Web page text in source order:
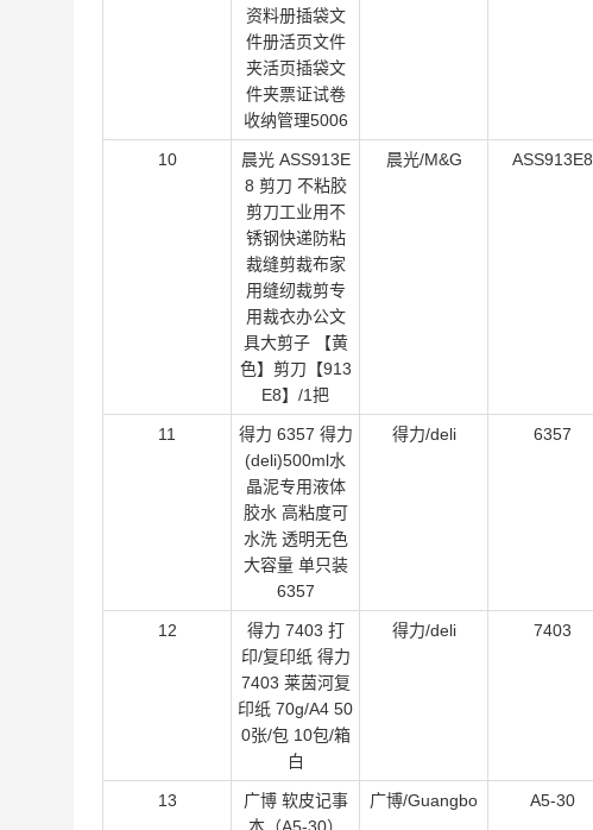
资料册插袋文
件册活页文件
夹活页插袋文
件夹票证试卷
收纳管理5006
10
晨光 ASS913E
8 剪刀 不粘胶
剪刀工业用不
锈钢快递防粘
裁缝剪裁布家
用缝纫裁剪专
用裁衣办公文
具大剪子 【黄
色】剪刀【913
E8】/1把
晨光/M&G ASS913E8
11
得力 6357 得力
(deli)500ml水
晶泥专用液体
胶水 高粘度可
水洗 透明无色
大容量 单只装
6357
得力/deli 6357
12
得力 7403 打
印/复印纸 得力
7403 莱茵河复
印纸 70g/A4 50
0张/包 10包/箱
白
得力/deli 7403
13
广博 软皮记事
广博/Guangbo A5-30